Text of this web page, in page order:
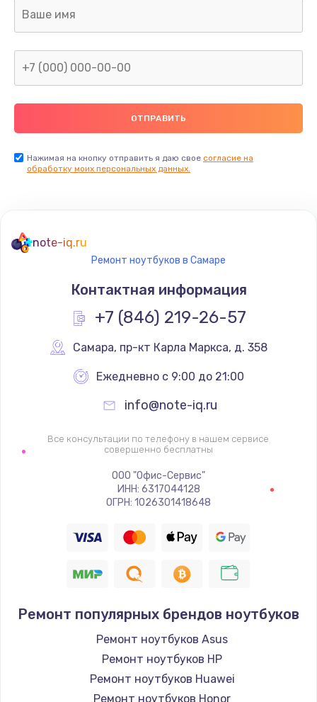
Нажимая на кнопку отправить я даю свое согласие на
обработку моих персональных данных.
note-iq.ru
Ремонт ноутбуков в Самаре
Контактная информация
+7 (846) 219-26-57
Самара, пр-кт Карла Маркса, д. 358
Ежедневно с 9:00 до 21:00
info@note-iq.ru
Все консультации по телефону в нашем сервисе
совершенно бесплатны
ООО "Офис-Сервис"
ИНН: 6317044128
ОГРН: 1026301418648
Ремонт популярных брендов ноутбуков
Ремонт ноутбуков Asus
Ремонт ноутбуков HP
Ремонт ноутбуков Huawei
Ремонт ноутбуков Honor